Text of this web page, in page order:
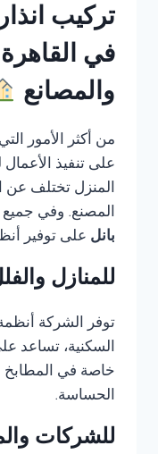
في
والمصانع
من أكثر الأمور
على تنفيذ
المنزل تختلف عن
المصنع. وفي جميع
بانل على توفير
للمنازل
توفر الشركة
السكنية، تساعد
خاصة في المطابخ
الحساسة.
للشركات